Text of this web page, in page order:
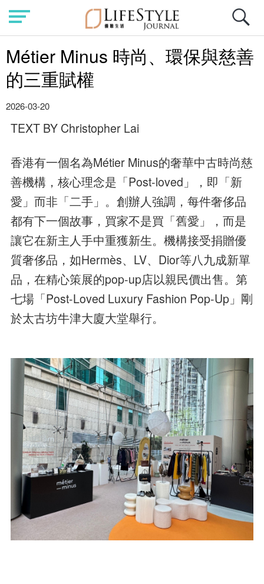
Métier Minus 時尚、環保與慈善
的三重賦權
2026-03-20
TEXT BY Christopher Lai
香港有一個名為Métier Minus的奢華中古時尚慈
善機構，核心理念是「Post-loved」，即「新
愛」而非「二手」。創辦人強調，每件奢侈品
都有下一個故事，買家不是買「舊愛」，而是
讓它在新主人手中重獲新生。機構接受捐贈優
質奢侈品，如Hermès、LV、Dior等八九成新單
品，在精心策展的pop-up店以親民價出售。第
七場「Post-Loved Luxury Fashion Pop-Up」剛
於太古坊牛津大廈大堂舉行。